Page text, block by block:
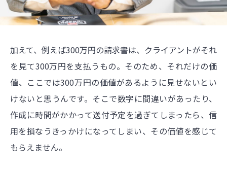
加えて、例えば300万円の請求書は、クライアントがそれ
を見て300万円を支払うもの。そのため、それだけの価
値、ここでは300万円の価値があるように見せないとい
けないと思うんです。そこで数字に間違いがあったり、
作成に時間がかかって送付予定を過ぎてしまったら、信
用を損なうきっかけになってしまい、その価値を感じて
もらえません。